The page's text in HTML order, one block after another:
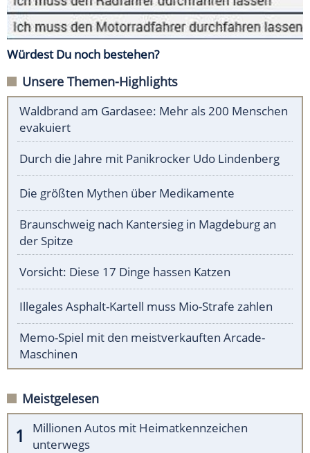
Würdest Du noch bestehen?
Unsere Themen-Highlights
Waldbrand am Gardasee: Mehr als 200 Menschen
evakuiert
Durch die Jahre mit Panikrocker Udo Lindenberg
Die größten Mythen über Medikamente
Braunschweig nach Kantersieg in Magdeburg an
der Spitze
Vorsicht: Diese 17 Dinge hassen Katzen
Illegales Asphalt-Kartell muss Mio-Strafe zahlen
Memo-Spiel mit den meistverkauften Arcade-
Maschinen
Meistgelesen
Millionen Autos mit Heimatkennzeichen
unterwegs